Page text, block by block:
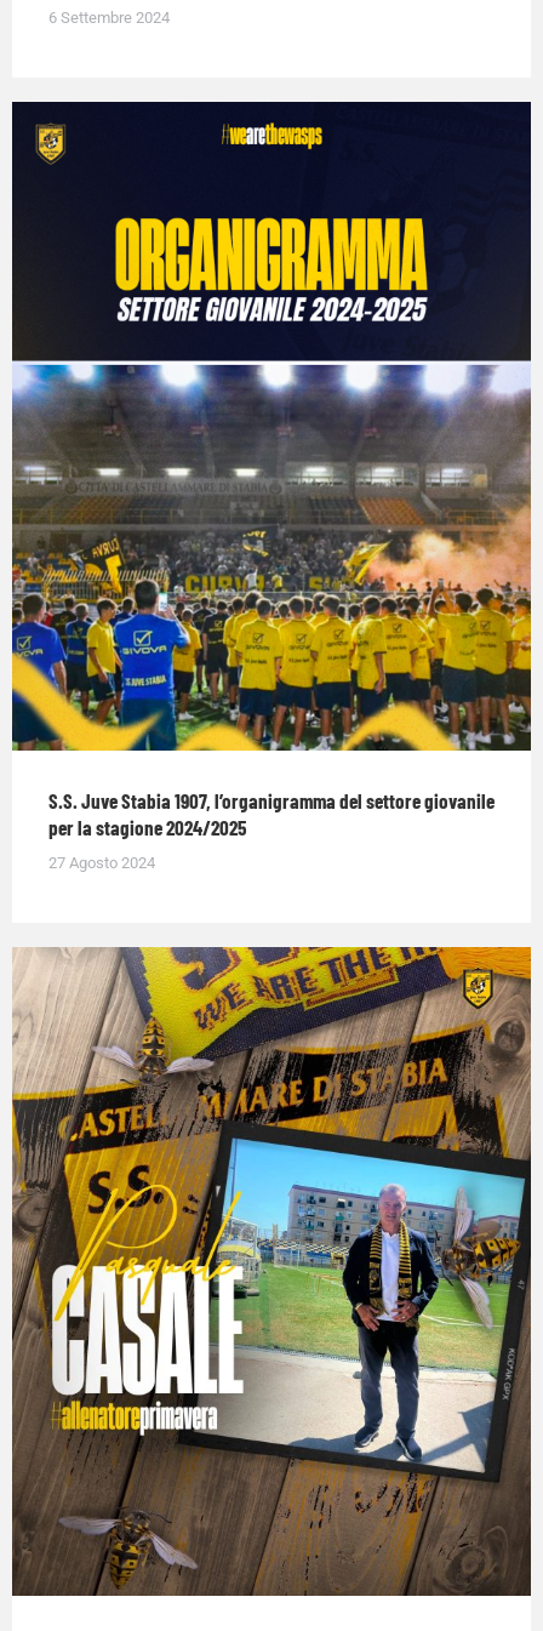
6 Settembre 2024
S.S. Juve Stabia 1907, l’organigramma del settore giovanile
per la stagione 2024/2025
27 Agosto 2024